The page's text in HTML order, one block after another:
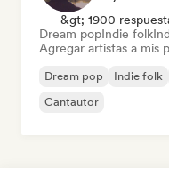
&gt; 1900
Dream popIndie folk
Agregar artistas a mis
Dream pop Indie folk
Cantautor